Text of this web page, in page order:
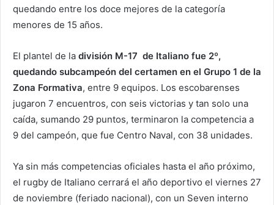
quedando entre los doce mejores de la categoría
menores de 15 años.
El plantel de la división M-17 de Italiano fue 2º,
quedando subcampeón del certamen en el Grupo 1 de la
Zona Formativa, entre 9 equipos. Los escobarenses
jugaron 7 encuentros, con seis victorias y tan solo una
caída, sumando 29 puntos, terminaron la competencia a
9 del campeón, que fue Centro Naval, con 38 unidades.
Ya sin más competencias oficiales hasta el año próximo,
el rugby de Italiano cerrará el año deportivo el viernes 27
de noviembre (feriado nacional), con un Seven interno